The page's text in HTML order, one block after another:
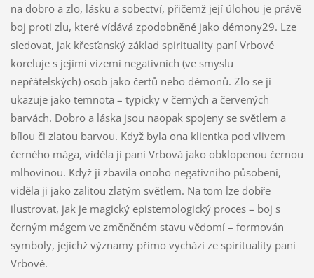
na dobro a zlo, lásku a sobectví, přičemž její úlohou je právě
boj proti zlu, které vídává zpodobněné jako démony29. Lze
sledovat, jak křesťanský základ spirituality paní Vrbové
koreluje s jejími vizemi negativních (ve smyslu
nepřátelských) osob jako čertů nebo démonů. Zlo se jí
ukazuje jako temnota – typicky v černých a červených
barvách. Dobro a láska jsou naopak spojeny se světlem a
bílou či zlatou barvou. Když byla ona klientka pod vlivem
černého mága, viděla jí paní Vrbová jako obklopenou černou
mlhovinou. Když jí zbavila onoho negativního působení,
viděla ji jako zalitou zlatým světlem. Na tom lze dobře
ilustrovat, jak je magický epistemologický proces – boj s
černým mágem ve změněném stavu vědomí – formován
symboly, jejichž významy přímo vychází ze spirituality paní
Vrbové.